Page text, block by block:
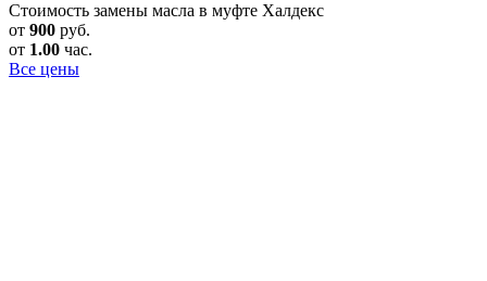
Стоимость замены масла в муфте Халдекс
от 900 руб.
от 1.00 час.
Все цены